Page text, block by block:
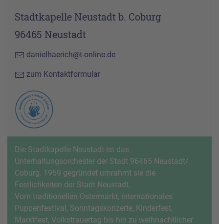
Stadtkapelle Neustadt b. Coburg
96465 Neustadt
danielhaerich@t-online.de
zum Kontaktformular
Die Stadtkapelle Neustadt ist das
Unterhaltungsorchester der Stadt 96465 Neustadt/
Coburg. 1959 gegründet umrahmt sie die
Festlichkeiten der Stadt Neustadt.
Vom traditionellen Ostermarkt, internationales
Puppenfestival, Sonntagskonzerte, Kinderfest,
Marktfest, Volkstrauertag bis hin zu weihnachtlicher